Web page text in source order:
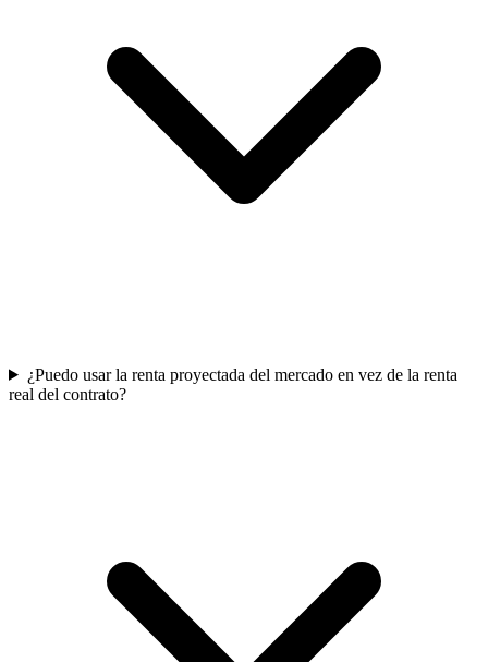
¿Puedo usar la renta proyectada del mercado en vez de la renta
real del contrato?